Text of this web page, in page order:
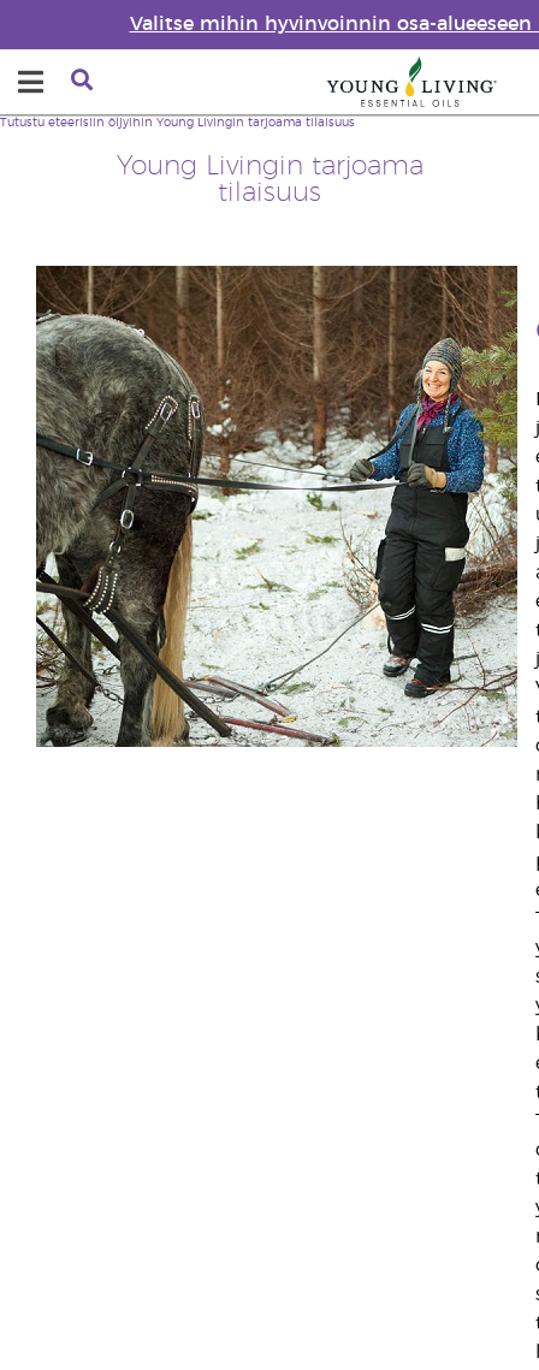
Valitse mihin hyvinvoinnin osa-alueeseen
Young Livingin tarjoama
tilaisuus
Tutustu eteerisiin öljyihin Young Livingin tarjoama tilaisuus